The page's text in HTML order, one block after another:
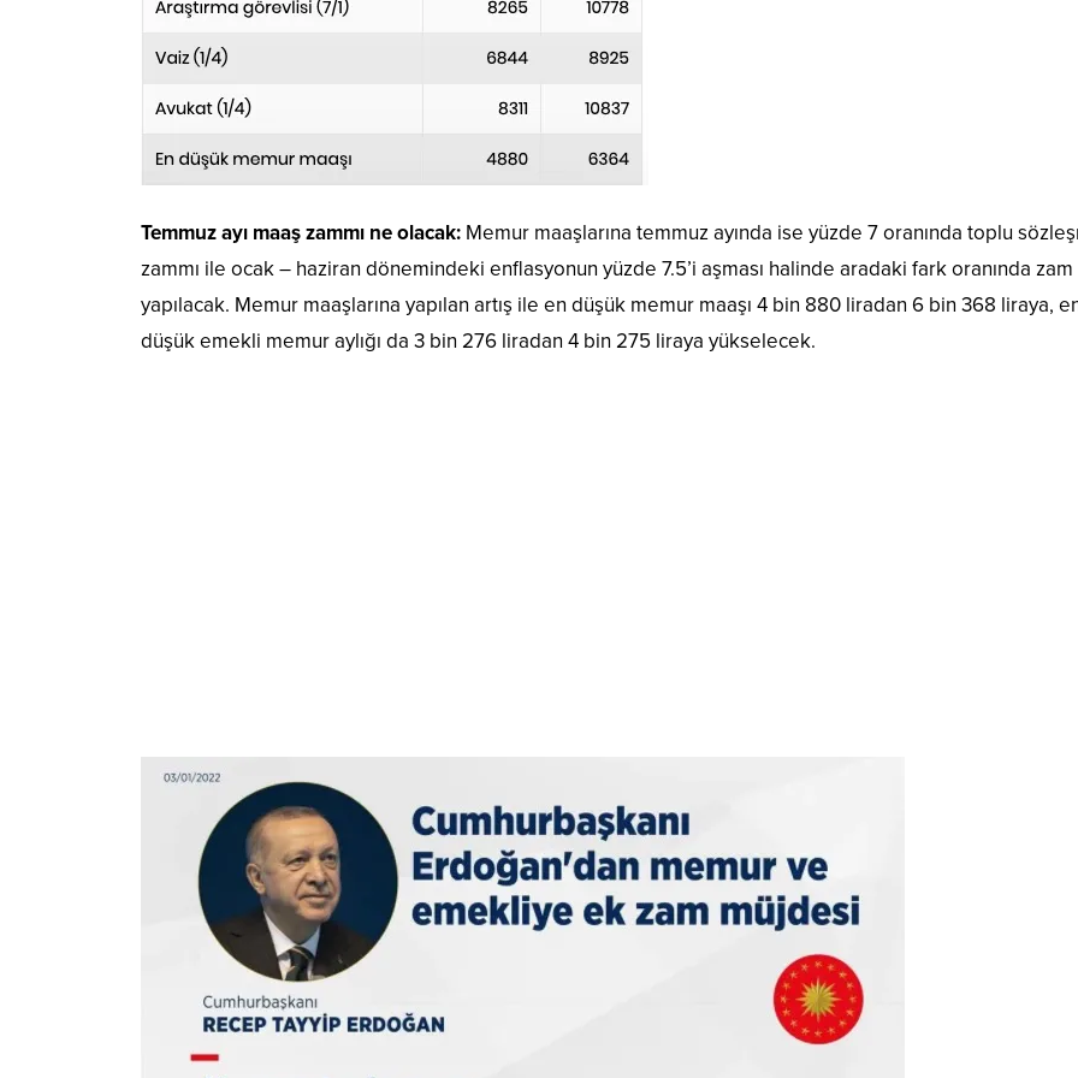
Temmuz ayı maaş zammı ne olacak: Memur maaşlarına temmuz ayında ise yüzde 7 oranında toplu
zammı ile ocak – haziran dönemindeki enflasyonun yüzde 7.5’i aşması halinde aradaki fark oranında zam
yapılacak. Memur maaşlarına yapılan artış ile en düşük memur maaşı 4 bin 880 liradan 6 bin 368 liraya,
düşük emekli memur aylığı da 3 bin 276 liradan 4 bin 275 liraya yükselecek.